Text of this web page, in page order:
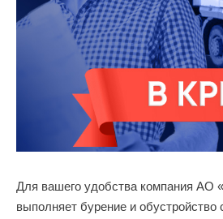
Для вашего удобства компания АО
выполняет бурение и обустройство